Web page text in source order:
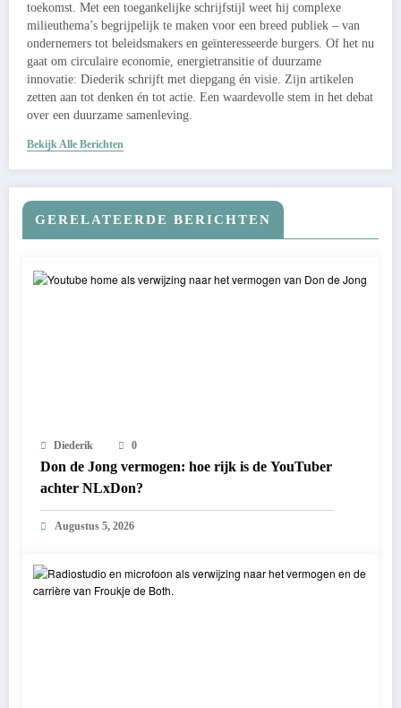
toekomst. Met een toegankelijke schrijfstijl weet hij complexe
milieuthema’s begrijpelijk te maken voor een breed publiek – van
ondernemers tot beleidsmakers en geïnteresseerde burgers. Of het nu
gaat om circulaire economie, energietransitie of duurzame
innovatie: Diederik schrijft met diepgang én visie. Zijn artikelen
zetten aan tot denken én tot actie. Een waardevolle stem in het debat
over een duurzame samenleving.
Bekijk Alle Berichten
GERELATEERDE BERICHTEN
Diederik 0
Don de Jong vermogen: hoe rijk is de YouTuber
achter NLxDon?
Augustus 5, 2026